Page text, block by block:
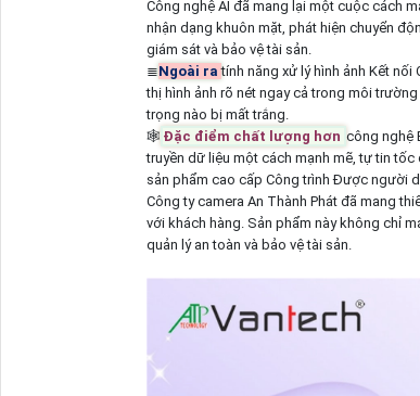
Công nghệ AI đã mang lại một cuộc cách
nhận dạng khuôn mặt, phát hiện chuyển
giám sát và bảo vệ tài sản.
≣Ngoài ratính năng xử lý hình ảnh Kết
thị hình ảnh rõ nét ngay cả trong môi
trọng nào bị mất trắng.
🕸 Đặc điểm chất lượng hơn công nghệ
truyền dữ liệu một cách mạnh mẽ, tự tin
sản phẩm cao cấp Công trình Được người
Công ty camera An Thành Phát đã mang
với khách hàng. Sản phẩm này không chỉ
quản lý an toàn và bảo vệ tài sản.